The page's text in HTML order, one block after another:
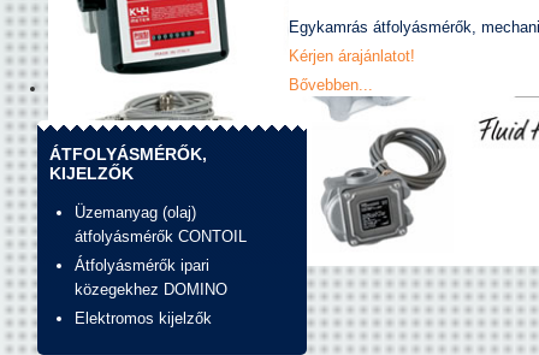
Banner_unirad_piusi.jpg
Egykamrás átfolyásmérők,
Kérjen árajánlatot!
Bővebben...
ÁTFOLYÁSMÉRŐK,
KIJELZŐK
Üzemanyag (olaj)
átfolyásmérők CONTOIL
Átfolyásmérők ipari
közegekhez DOMINO
Elektromos kijelzők